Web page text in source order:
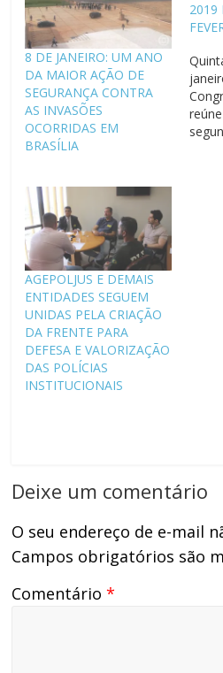
8 DE JANEIRO: UM ANO
DA MAIOR AÇÃO DE
SEGURANÇA CONTRA
AS INVASÕES
OCORRIDAS EM
BRASÍLIA
2019
AGEPOLJUS E DEMAIS
ENTIDADES SEGUEM
UNIDAS PELA CRIAÇÃO
DA FRENTE PARA
DEFESA E VALORIZAÇÃO
DAS POLÍCIAS
INSTITUCIONAIS
Deixe um comentário
O seu endereço de e-mail
Campos obrigatórios são
Comentário*